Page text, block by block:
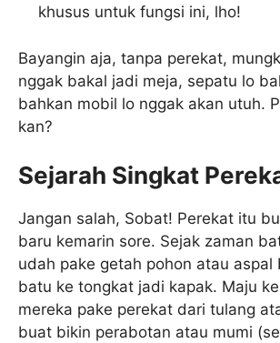
khusus untuk fungsi ini, lho!
Bayangin aja, tanpa perekat,
nggak bakal jadi meja, sepatu lo
bahkan mobil lo nggak akan utuh.
kan?
Sejarah Singkat
Jangan salah, Sobat! Perekat itu
baru kemarin sore. Sejak zaman
udah pake getah pohon atau aspal
batu ke tongkat jadi kapak. Maju
mereka pake perekat dari tulang
buat bikin perabotan atau mumi